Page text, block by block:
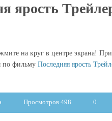
ярость
на круг в центре экрана!
по фильму Последняя ярость
Просмотров 498 0